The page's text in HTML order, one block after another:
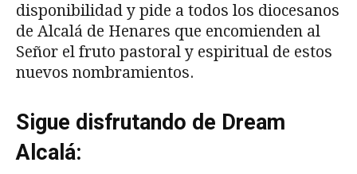
disponibilidad y pide a todos los diocesanos
de Alcalá de Henares que encomienden al
Señor el fruto pastoral y espiritual de estos
nuevos nombramientos.
Sigue disfrutando de Dream
Alcalá: